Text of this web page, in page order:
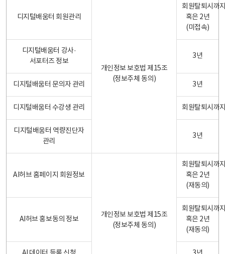
디지털배움터 회원관리
개인정보 보호법 제15조
(정보주체 동의)
회원탈퇴시까
혹은 2년
(미접속)
디지털배움터 강사·
서포터즈 정보
3년
디지털배움터 문의자 관리 3년
디지털배움터 수강생 관리 회원탈퇴시까
디지털배움터 역량진단자
관리
3년
AI허브 홈페이지 회원정보
개인정보 보호법 제15조
(정보주체 동의)
회원탈퇴시까
혹은 2년
(재동의)
AI허브 홍보동의 정보
회원탈퇴시까
혹은 2년
(재동의)